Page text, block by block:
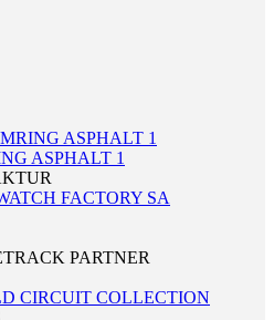
ASPHALT 1
ASPHALT 1
FACTORY SA
PARTNER
CIRCUIT COLLECTION